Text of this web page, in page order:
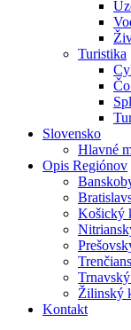
Turistika
Slovensko
Hlavné
Opis Regiónov
Košický
Žilinský
Kontakt